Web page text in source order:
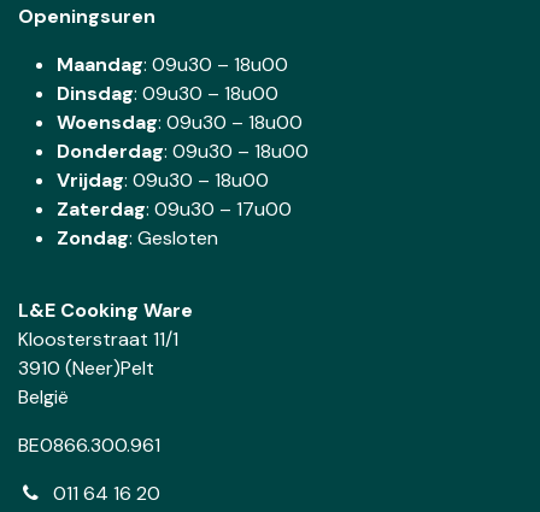
Openingsuren
Maandag: 09u30 – 18u00
Dinsdag: 09u30 – 18u00
Woensdag: 09u30 – 18u00
Donderdag: 09u30 – 18u00
Vrijdag: 09u30 – 18u00
Zaterdag: 09u30 – 17u00
Zondag: Gesloten
L&E Cooking Ware
Kloosterstraat 11/1
3910 (Neer)Pelt
België
BE0866.300.961
011 64 16 20